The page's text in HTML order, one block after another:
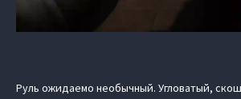
Руль ожидаемо необычный. Угловатый,